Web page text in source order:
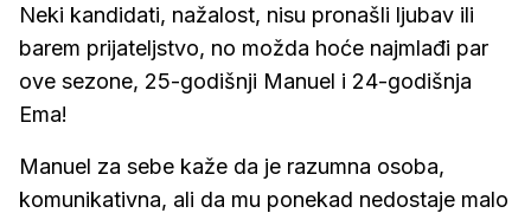
Neki kandidati, nažalost, nisu pronašli ljubav ili
barem prijateljstvo, no možda hoće najmlađi par
ove sezone, 25-godišnji Manuel i 24-godišnja
Ema!
Manuel za sebe kaže da je razumna osoba,
komunikativna, ali da mu ponekad nedostaje malo